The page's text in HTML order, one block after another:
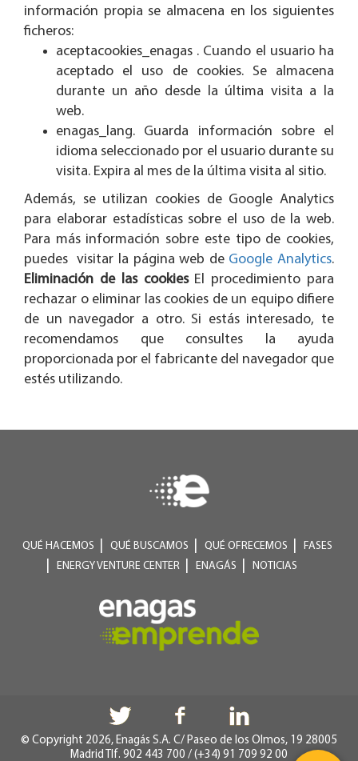
información propia se almacena en los siguientes
ficheros:
aceptacookies_enagas . Cuando el usuario ha
aceptado el uso de cookies. Se almacena
durante un año desde la última visita a la
web.
enagas_lang. Guarda información sobre el
idioma seleccionado por el usuario durante su
visita. Expira al mes de la última visita al sitio.
Además, se utilizan cookies de Google Analytics
para elaborar estadísticas sobre el uso de la web.
Para más información sobre este tipo de cookies,
puedes visitar la página web de Google Analytics.
Eliminación de las cookiesEl procedimiento para
rechazar o eliminar las cookies de un equipo difiere
de un navegador a otro. Si estás interesado, te
recomendamos que consultes la ayuda
proporcionada por el fabricante del navegador que
estés utilizando.
QUÉ HACEMOS QUÉ BUSCAMOS QUÉ OFRECEMOS
FASES
ENERGY VENTURE CENTER
ENAGÁS NOTICIAS
© Copyright 2026, Enagás S.A. C/ Paseo de los Olmos, 19 28005
Madrid Tlf. 902 443 700 / (+34) 91 709 92 00